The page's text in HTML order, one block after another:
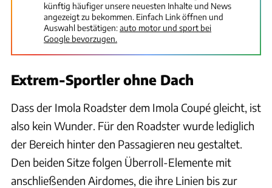
künftig häufiger unsere neuesten Inhalte und News
angezeigt zu bekommen. Einfach Link öffnen und
Auswahl bestätigen:auto motor und sport bei
Google bevorzugen.
Extrem-Sportler ohne Dach
Dass der Imola Roadster dem Imola Coupé gleicht, ist
also kein Wunder. Für den Roadster wurde lediglich
der Bereich hinter den Passagieren neu gestaltet.
Den beiden Sitze folgen Überroll-Elemente mit
anschließenden Airdomes, die ihre Linien bis zur